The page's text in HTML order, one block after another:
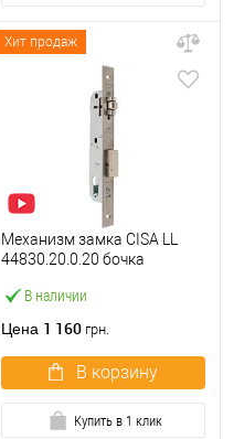
Хит продаж
В наличии
Механизм замка CISA LL
44830.20.0.20 бочка
нержавеющая сталь
Цена 1 160 грн.
В корзину
Купить в 1 клик